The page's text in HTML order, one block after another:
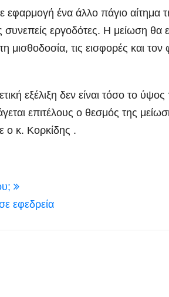
εφαρμογή ένα άλλο πάγιο
εργοδότες. Η μείωση θα
μισθοδοσία, τις εισφορές και
εξέλιξη δεν είναι τόσο το
επιτέλους ο θεσμός της
ο κ. Κορκίδης .
εφεδρεία